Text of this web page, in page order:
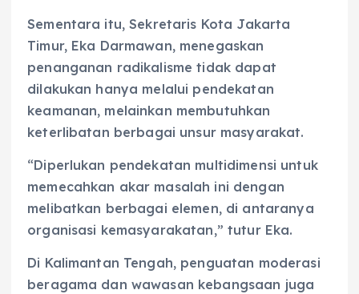
Sementara itu, Sekretaris Kota Jakarta
Timur, Eka Darmawan, menegaskan
penanganan radikalisme tidak dapat
dilakukan hanya melalui pendekatan
keamanan, melainkan membutuhkan
keterlibatan berbagai unsur masyarakat.
“Diperlukan pendekatan multidimensi untuk
memecahkan akar masalah ini dengan
melibatkan berbagai elemen, di antaranya
organisasi kemasyarakatan,” tutur Eka.
Di Kalimantan Tengah, penguatan moderasi
beragama dan wawasan kebangsaan juga